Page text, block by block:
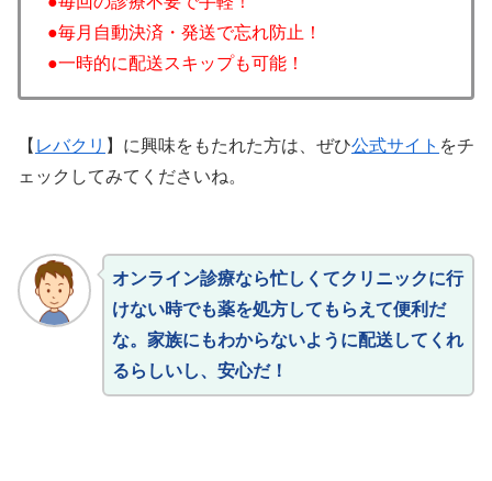
●毎月自動決済・発送で忘れ防止！
●一時的に配送スキップも可能！
【 レバクリ 】に興味をもたれた方は、ぜひ公式サイト をチ
ェックしてみてくださいね。
オンライン診療なら忙しくてクリニックに行
けない時でも薬を処方してもらえて便利だ
な。家族にもわからないように配送してくれ
るらしいし、安心だ！